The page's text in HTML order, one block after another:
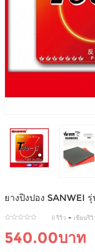
ยางปิงปอง SANWEI
0 รีวิว - เขียนรีวิ
540.00บาท